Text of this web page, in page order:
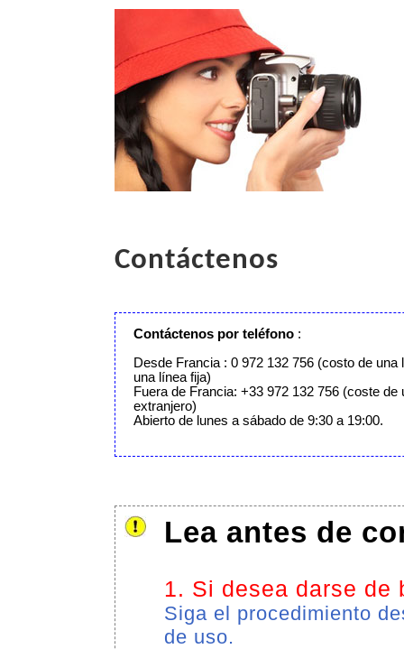
Contáctenos
Contáctenos por teléfono :
Desde Francia : 0 972 132 756 (costo de una
una línea fija)
Fuera de Francia: +33 972 132 756 (coste de
extranjero)
Abierto de lunes a sábado de 9:30 a 19:00.
Lea antes de
1. Si desea darse de
Siga el procedimiento
de uso.